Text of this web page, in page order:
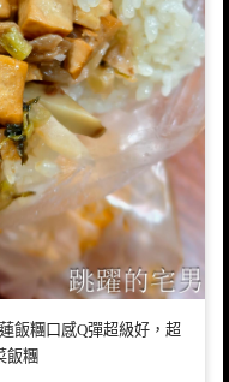
飯糰口感Q彈超級好，超
飯糰